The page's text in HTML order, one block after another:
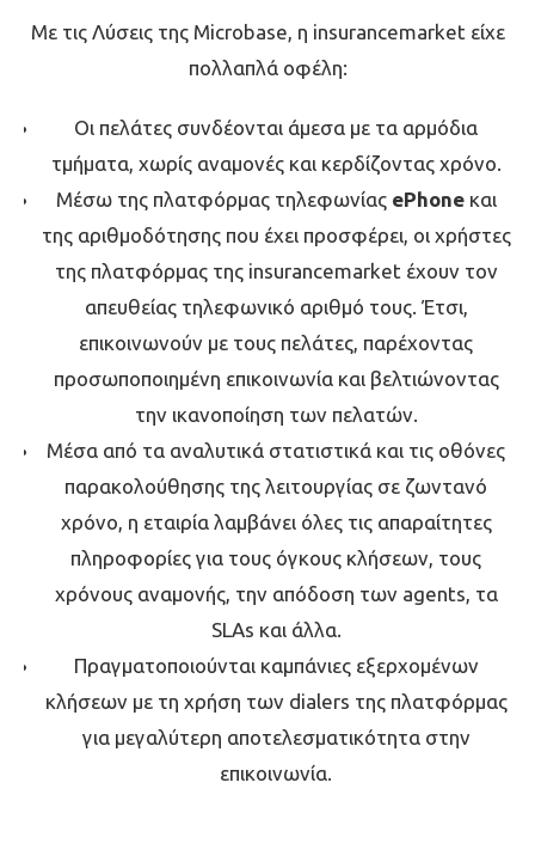
Με τις Λύσεις της Microbase, η insurancemarket είχε
πολλαπλά οφέλη:
Οι πελάτες συνδέονται άμεσα με τα αρμόδια
τμήματα, χωρίς αναμονές και κερδίζοντας χρόνο.
Μέσω της πλατφόρμας τηλεφωνίας ePhoneκαι
της αριθμοδότησης που έχει προσφέρει, οι χρήστες
της πλατφόρμας της insurancemarket έχουν τον
απευθείας τηλεφωνικό αριθμό τους. Έτσι,
επικοινωνούν με τους πελάτες, παρέχοντας
προσωποποιημένη επικοινωνία και βελτιώνοντας
την ικανοποίηση των πελατών.
Μέσα από τα αναλυτικά στατιστικά και τις οθόνες
παρακολούθησης της λειτουργίας σε ζωντανό
χρόνο, η εταιρία λαμβάνει όλες τις απαραίτητες
πληροφορίες για τους όγκους κλήσεων, τους
χρόνους αναμονής, την απόδοση των agents, τα
SLAs και άλλα.
Πραγματοποιούνται καμπάνιες εξερχομένων
κλήσεων με τη χρήση των dialers της πλατφόρμας
για μεγαλύτερη αποτελεσματικότητα στην
επικοινωνία.